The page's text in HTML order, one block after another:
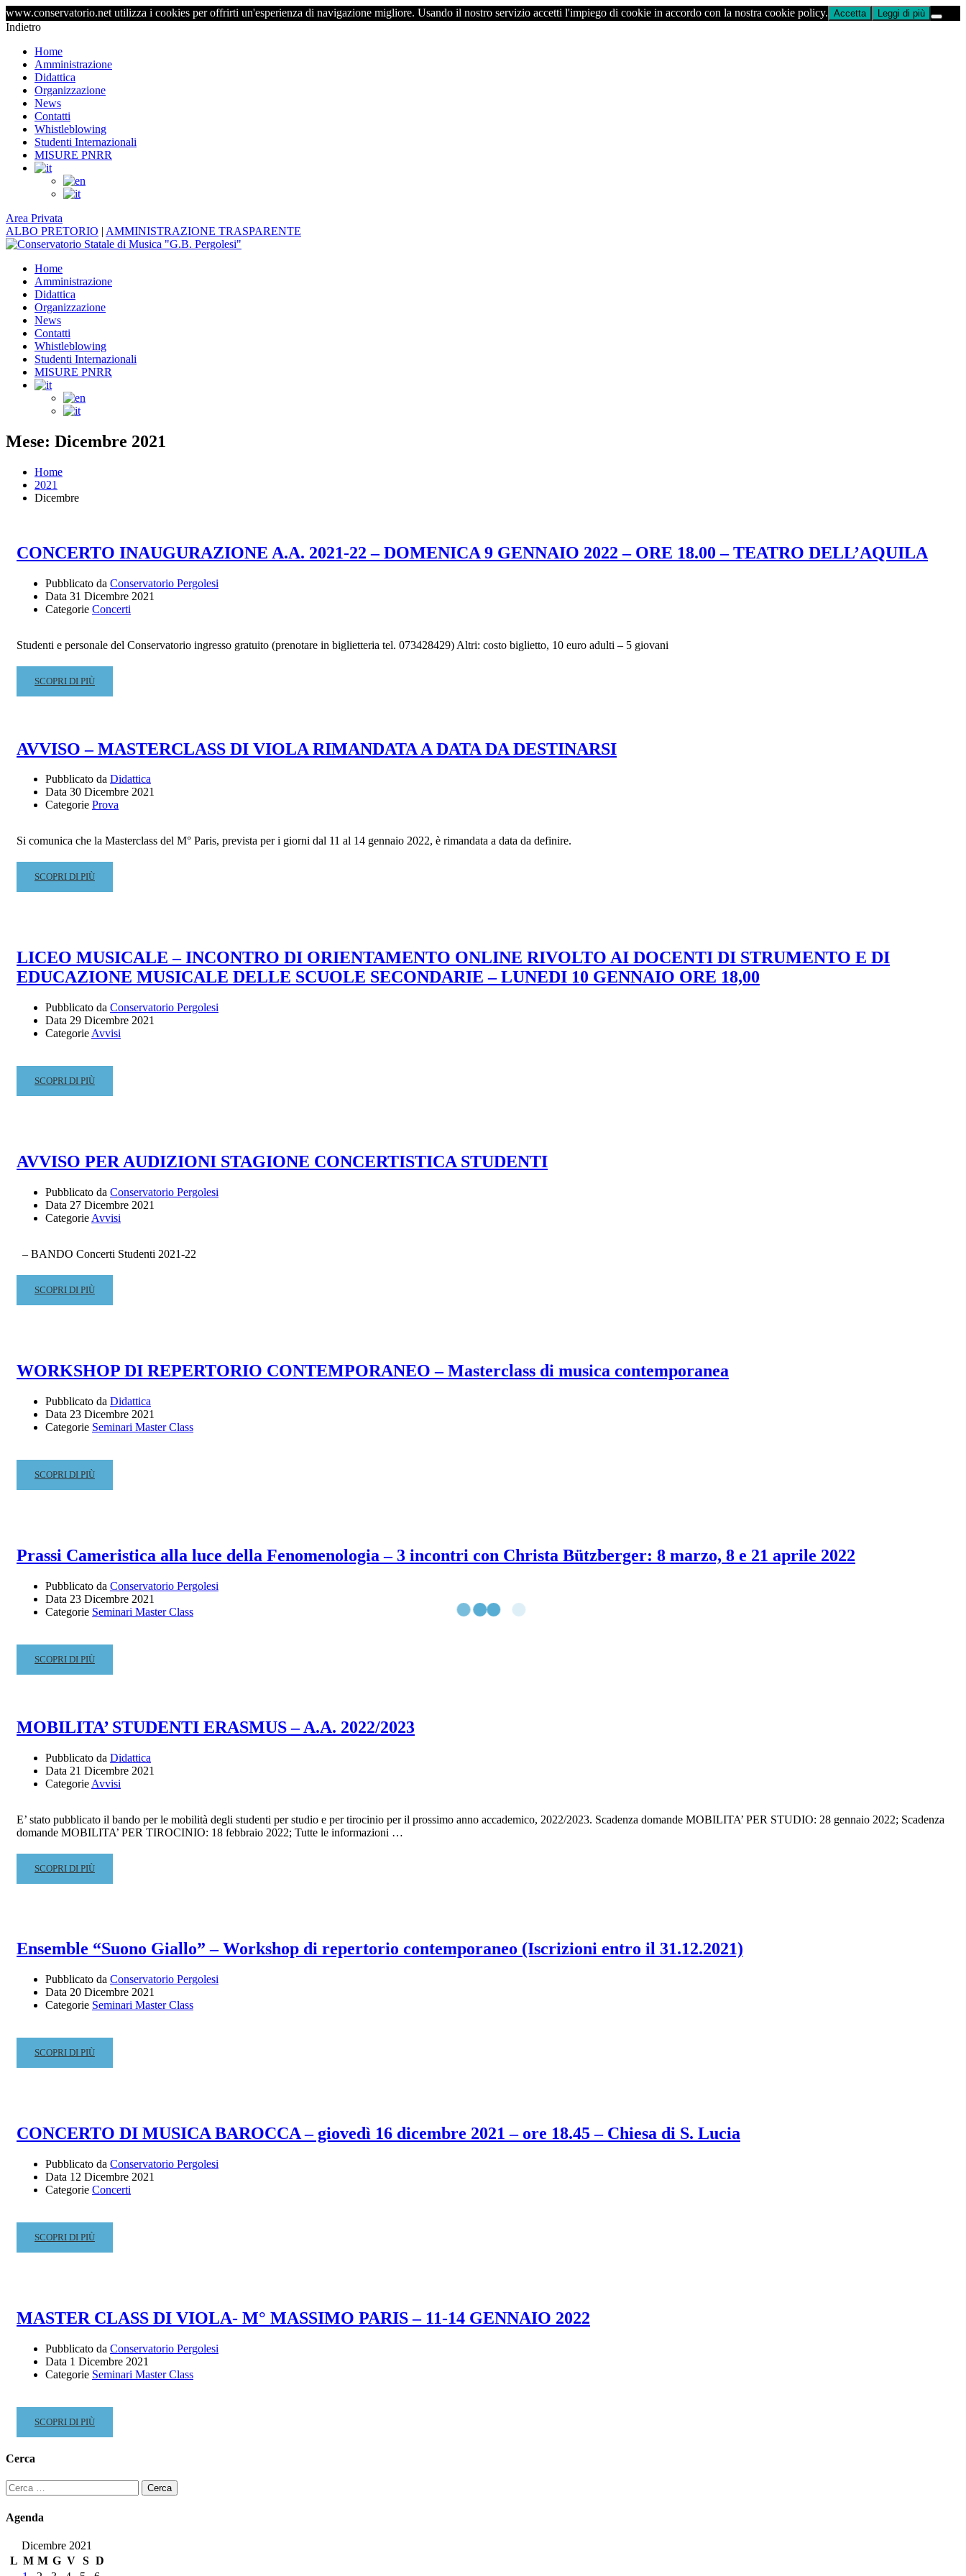
www.conservatorio.net utilizza i cookies per offrirti un'esperienza di navigazione migliore. Usando il nostro servizio accetti l'impiego di cookie in accordo con la nostra cookie policy. Accetta Leggi di più
Indietro
Home
Amministrazione
Didattica
Organizzazione
News
Contatti
Whistleblowing
Studenti Internazionali
MISURE PNRR
Area Privata
ALBO PRETORIO | AMMINISTRAZIONE TRASPARENTE
Home
Amministrazione
Didattica
Organizzazione
News
Contatti
Whistleblowing
Studenti Internazionali
MISURE PNRR
Mese: Dicembre 2021
Home
2021
Dicembre
CONCERTO INAUGURAZIONE A.A. 2021-22 – DOMENICA 9 GENNAIO 2022 – ORE 18.00 – TEATRO DELL’AQUILA
Pubblicato da Conservatorio Pergolesi
Data 31 Dicembre 2021
Categorie Concerti
Studenti e personale del Conservatorio ingresso gratuito (prenotare in biglietteria tel. 073428429) Altri: costo biglietto, 10 euro adulti – 5 giovani
READ
MORE
A.A.
22
–
DOMENICA
GENNAIO
ORE
18.00
SCOPRI DI PIÙ
AVVISO – MASTERCLASS DI VIOLA RIMANDATA A DATA DA DESTINARSI
Pubblicato da Didattica
Data 30 Dicembre 2021
Categorie Prova
Si comunica che la Masterclass del M° Paris, prevista per i giorni dal 11 al 14 gennaio 2022, è rimandata a data da definire.
READ
MORE
DI
VIOLA
A
DATA
DA
SCOPRI DI PIÙ
LICEO MUSICALE – INCONTRO DI ORIENTAMENTO ONLINE RIVOLTO AI DOCENTI DI STRUMENTO E DI
EDUCAZIONE MUSICALE DELLE SCUOLE SECONDARIE – LUNEDI 10 GENNAIO ORE 18,00
Pubblicato da Conservatorio Pergolesi
Data 29 Dicembre 2021
Categorie Avvisi
READ
MORE
INCONTRO
ORIENTAMENTO
ONLINE
RIVOLTO
DOCENTI
E
SCUOLE
SECONDARIE
LUNEDI
10
SCOPRI DI PIÙ
AVVISO PER AUDIZIONI STAGIONE CONCERTISTICA STUDENTI
Pubblicato da Conservatorio Pergolesi
Data 27 Dicembre 2021
Categorie Avvisi
– BANDO Concerti Studenti 2021-22
READ
MORE
STAGIONE
STUDENTI
SCOPRI DI PIÙ
WORKSHOP DI REPERTORIO CONTEMPORANEO – Masterclass di musica contemporanea
Pubblicato da Didattica
Data 23 Dicembre 2021
Categorie Seminari Master Class
READ
MORE
CONTEMPORANEO
MASTERCLASS
DI
MUSICA
SCOPRI DI PIÙ
Prassi Cameristica alla luce della Fenomenologia – 3 incontri con Christa Bützberger: 8 marzo, 8 e 21 aprile 2022
Pubblicato da Conservatorio Pergolesi
Data 23 Dicembre 2021
Categorie Seminari Master Class
READ
MORE
ALLA
DELLA
FENOMENOLOGIA
–
INCONTRI
CON
8
APRILE
2022
SCOPRI DI PIÙ
MOBILITA’ STUDENTI ERASMUS – A.A. 2022/2023
Pubblicato da Didattica
Data 21 Dicembre 2021
Categorie Avvisi
E’ stato pubblicato il bando per le mobilità degli studenti per studio e per tirocinio per il prossimo anno accademico, 2022/2023. Scadenza domande MOBILITA’ PER STUDIO: 28 gennaio 2022; Scadenza
domande MOBILITA’ PER TIROCINIO: 18 febbraio 2022; Tutte le informazioni …
READ
MORE
–
2022/2023
SCOPRI DI PIÙ
Ensemble “Suono Giallo” – Workshop di repertorio contemporaneo (Iscrizioni entro il 31.12.2021)
Pubblicato da Conservatorio Pergolesi
Data 20 Dicembre 2021
Categorie Seminari Master Class
READ
MORE
–
DI
REPERTORIO
CONTEMPORANEO
ENTRO
IL
31.12.2021)
SCOPRI DI PIÙ
CONCERTO DI MUSICA BAROCCA – giovedì 16 dicembre 2021 – ore 18.45 – Chiesa di S. Lucia
Pubblicato da Conservatorio Pergolesi
Data 12 Dicembre 2021
Categorie Concerti
READ
MORE
BAROCCA
GIOVEDÌ
16
DICEMBRE
–
ORE
18.45
DI
S.
SCOPRI DI PIÙ
MASTER CLASS DI VIOLA- M° MASSIMO PARIS – 11-14 GENNAIO 2022
Pubblicato da Conservatorio Pergolesi
Data 1 Dicembre 2021
Categorie Seminari Master Class
READ
MORE
MASTER
CLASS
DI
M°
PARIS
–
SCOPRI DI PIÙ
Cerca
Ricerca
per:
Agenda
Dicembre 2021
L M M G V S D